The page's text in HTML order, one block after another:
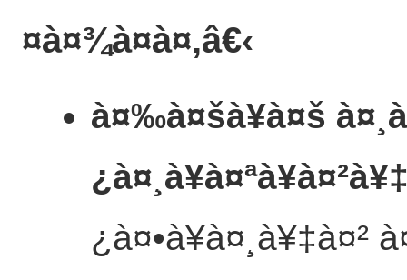
¤à¤¾à¤à¤‚â€‹
à¤‰à¤šà¥à¤š